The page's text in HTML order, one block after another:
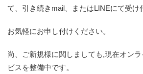
て、引き続きmail、またはLINEにて受け
お気軽にお申し付けください。
尚、ご新規様に関しましても,現在オン
ビスを整備中です。